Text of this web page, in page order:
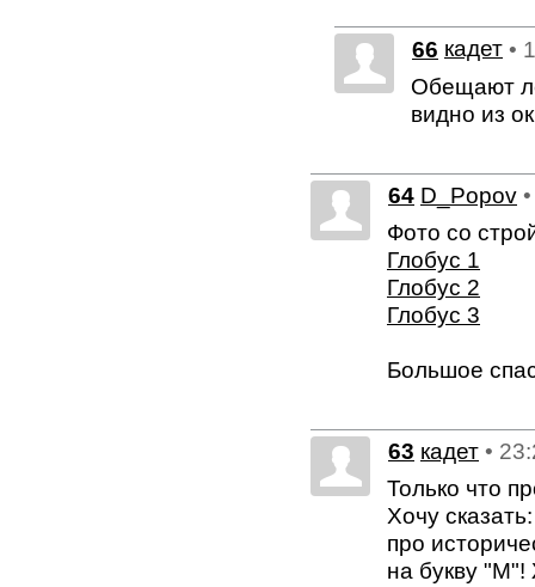
66 кадет •
Обещают
видно из
64 D_Popov
Фото со
Глобус 1
Глобус 2
Глобус 3
Большое
63 кадет •
Только что
Хочу
про
на букву "М"!